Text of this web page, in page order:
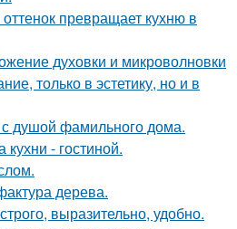
превращает кухню в
духовки и микроволновки
только в эстетику, но и в
с душой фамильного дома.
кухни - гостиной.
дерева.
выразительно, удобно.